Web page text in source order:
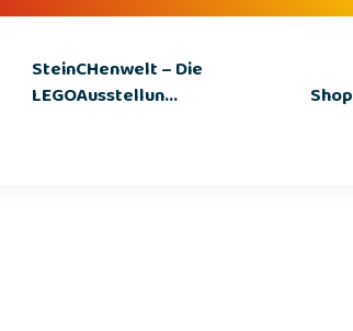
SteinCHenwelt – Die
LEGOAusstellun... Shop